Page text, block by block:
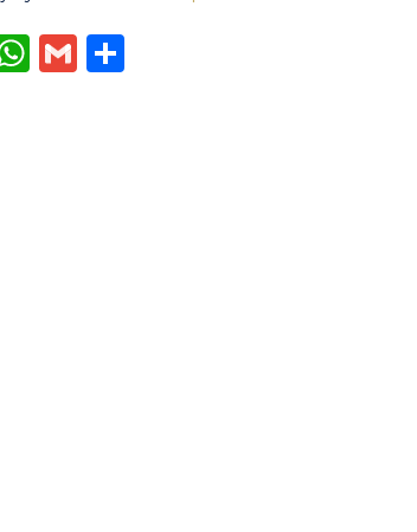
WhatsApp
Gmail